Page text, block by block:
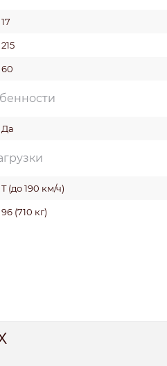
17
215
60
Да
T (до 190 км/ч)
96 (710 кг)